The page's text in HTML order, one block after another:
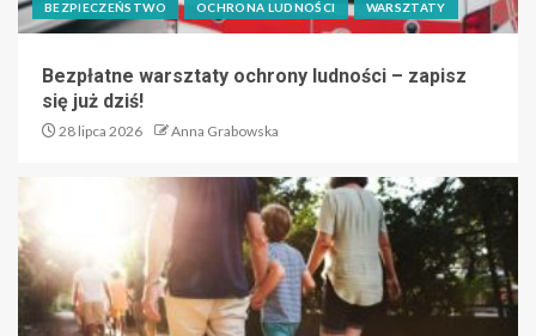
BEZPIECZEŃSTWO OCHRONA LUDNOŚCI WARSZTATY
Bezpłatne warsztaty ochrony ludności – zapisz
się już dziś!
28 lipca 2026 Anna Grabowska